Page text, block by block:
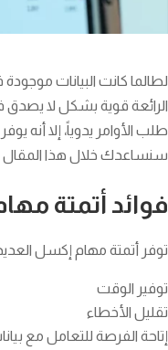
لطالما كانت البيانات
الرائعة قوية بشكل لا
طلب الأوامر يدوياً، إلا أنه
سنساعدك خلال هذا المقال
فوائد أتمتة
توفر أتمتة مهام إكسل العديد
توفير الوقت
تقليل الأخطاء
إتاحة الفرصة للتعامل مع